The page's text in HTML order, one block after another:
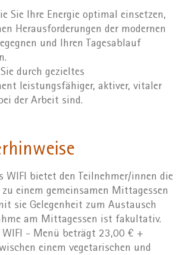
Sie Ihre Energie optimal einsetzen,
Herausforderungen der modernen
und Ihren Tagesablauf
durch gezieltes
leistungsfähiger, aktiver, vitaler
der Arbeit sind.
WIFI bietet den Teilnehmer/innen die
einem gemeinsamen Mittagessen
sie Gelegenheit zum Austausch
am Mittagessen ist fakultativ.
WIFI - Menü beträgt 23,00 € +
einem vegetarischen und